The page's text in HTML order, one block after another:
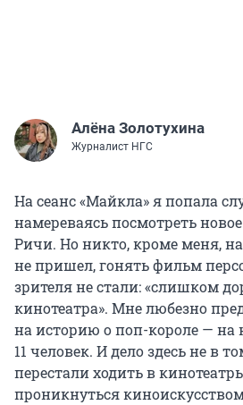
Алёна Золотухина
Журналист НГС
На сеанс «Майкла» я попала
намереваясь посмотреть
Ричи. Но никто, кроме меня,
не пришел, гонять фильм
зрителя не стали: «слишком
кинотеатра». Мне любезно
на историю о поп-короле — на
11 человек. И дело здесь не в
перестали ходить в
проникнуться